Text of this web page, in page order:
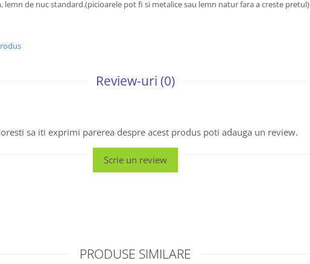
lemn de nuc standard.(picioarele pot fi si metalice sau lemn natur fara a creste pretul)
Review-uri (0)
sa iti exprimi parerea despre acest produs poti adauga un review.
Scrie un review
PRODUSE SIMILARE